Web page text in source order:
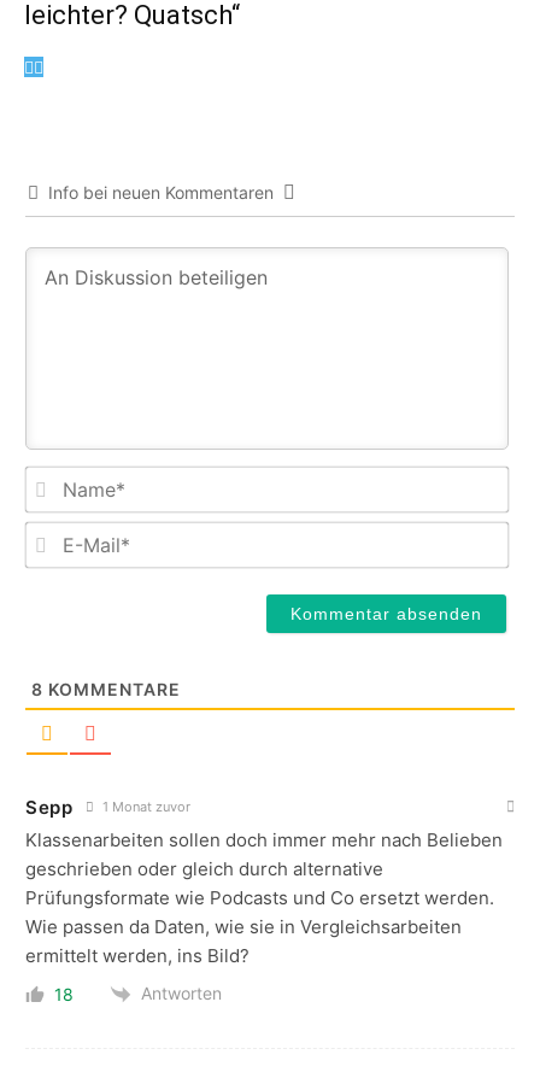
leichter? Quatsch“
Info bei neuen Kommentaren
E-
8 KOMMENTARE
Sepp 1 Monat zuvor
Klassenarbeiten sollen doch immer mehr nach Belieben
geschrieben oder gleich durch alternative
Prüfungsformate wie Podcasts und Co ersetzt werden.
Wie passen da Daten, wie sie in Vergleichsarbeiten
ermittelt werden, ins Bild?
18 Antworten